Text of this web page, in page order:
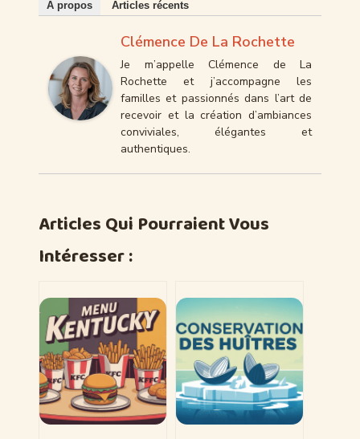
À propos Articles récents
Clémence De La Rochette
Je m’appelle Clémence de La
Rochette et j’accompagne les
familles et passionnés dans l’art de
recevoir et la création d’ambiances
conviviales, élégantes et
authentiques.
Articles Qui Pourraient Vous
Intéresser :